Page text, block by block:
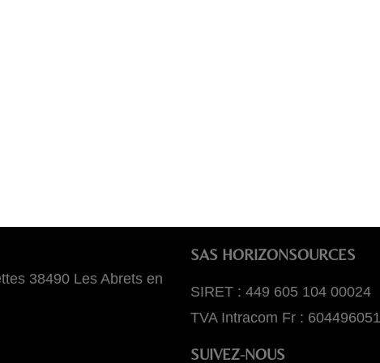
38490 Les Abrets en
SAS HORIZONSOURCES
SIRET : 449 605 104 00024
TVA Intracom Fr :
SUIVEZ-NOUS